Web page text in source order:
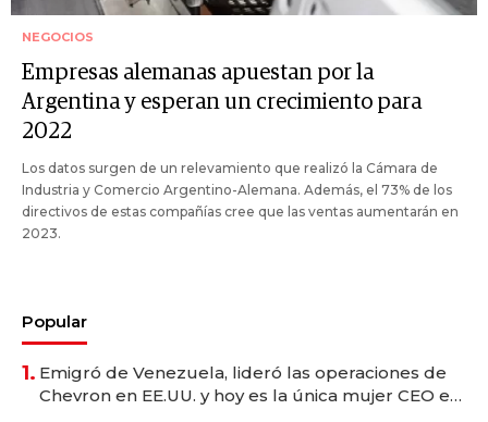
NEGOCIOS
Empresas alemanas apuestan por la
Argentina y esperan un crecimiento para
2022
Los datos surgen de un relevamiento que realizó la Cámara de
Industria y Comercio Argentino-Alemana. Además, el 73% de los
directivos de estas compañías cree que las ventas aumentarán en
2023.
Popular
1. Emigró de Venezuela, lideró las operaciones de
Chevron en EE.UU. y hoy es la única mujer CEO en